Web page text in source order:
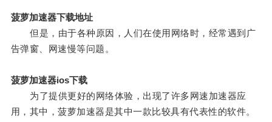
菠萝加速器下载地址
但是，由于各种原因，人们在使用网络时，经常遇到广
告弹窗、网速慢等问题。
菠萝加速器ios下载
为了提供更好的网络体验，出现了许多网速加速器应
用，其中，菠萝加速器是其中一款比较具有代表性的软件。